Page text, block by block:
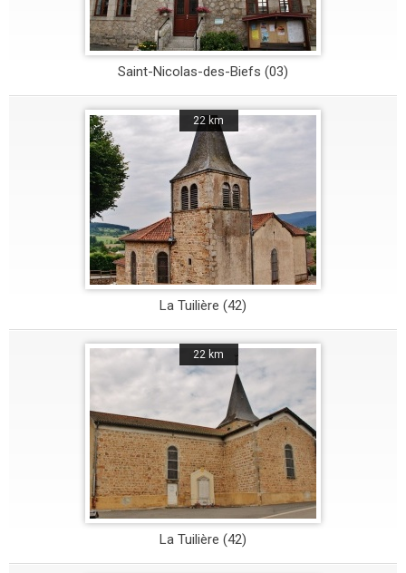
Saint-Nicolas-des-Biefs (03)
22 km
La Tuilière (42)
22 km
La Tuilière (42)